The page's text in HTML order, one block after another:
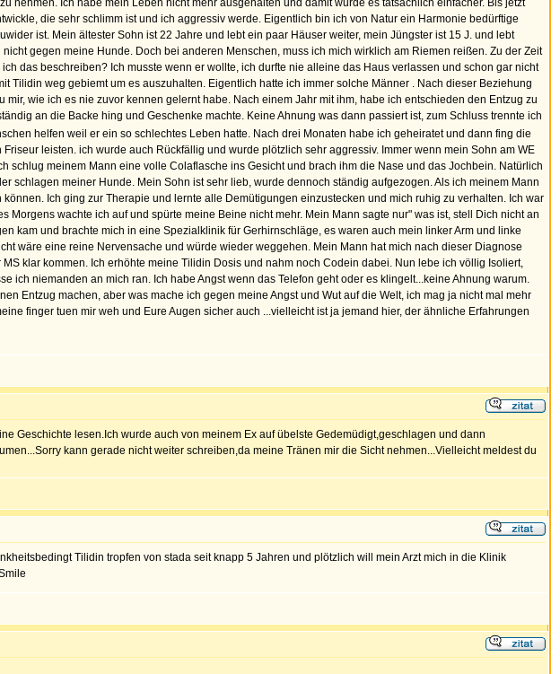
Ich habe mein Leben nicht mehr ausgehalten und damit wurde es tatsächlich einfacher. Bis jetzt
die sehr schlimm ist und ich aggressiv werde. Eigentlich bin ich von Natur ein Harmonie bedürftige
ist. Mein ältester Sohn ist 22 Jahre und lebt ein paar Häuser weiter, mein Jüngster ist 15 J. und lebt
gegen meine Hunde. Doch bei anderen Menschen, muss ich mich wirklich am Riemen reißen. Zu der Zeit
das beschreiben? Ich musste wenn er wollte, ich durfte nie alleine das Haus verlassen und schon gar nicht
weg gebiemt um es auszuhalten. Eigentlich hatte ich immer solche Männer . Nach dieser Beziehung
wie ich es nie zuvor kennen gelernt habe. Nach einem Jahr mit ihm, habe ich entschieden den Entzug zu
an die Backe hing und Geschenke machte. Keine Ahnung was dann passiert ist, zum Schluss trennte ich
helfen weil er ein so schlechtes Leben hatte. Nach drei Monaten habe ich geheiratet und dann fing die
leisten. ich wurde auch Rückfällig und wurde plötzlich sehr aggressiv. Immer wenn mein Sohn am WE
meinem Mann eine volle Colaflasche ins Gesicht und brach ihm die Nase und das Jochbein. Natürlich
meiner Hunde. Mein Sohn ist sehr lieb, wurde dennoch ständig aufgezogen. Als ich meinem Mann
Ich ging zur Therapie und lernte alle Demütigungen einzustecken und mich ruhig zu verhalten. Ich war
wachte ich auf und spürte meine Beine nicht mehr. Mein Mann sagte nur" was ist, stell Dich nicht an
kam und brachte mich in eine Spezialklinik für Gerhirnschläge, es waren auch mein linker Arm und linke
wäre eine reine Nervensache und würde wieder weggehen. Mein Mann hat mich nach dieser Diagnose
klar kommen. Ich erhöhte meine Tilidin Dosis und nahm noch Codein dabei. Nun lebe ich völlig Isoliert,
niemanden an mich ran. Ich habe Angst wenn das Telefon geht oder es klingelt...keine Ahnung warum.
Entzug machen, aber was mache ich gegen meine Angst und Wut auf die Welt, ich mag ja nicht mal mehr
finger tuen mir weh und Eure Augen sicher auch ...vielleicht ist ja jemand hier, der ähnliche Erfahrungen
Geschichte lesen.Ich wurde auch von meinem Ex auf übelste Gedemüdigt,geschlagen und dann
kann gerade nicht weiter schreiben,da meine Tränen mir die Sicht nehmen...Vielleicht meldest du
Tilidin tropfen von stada seit knapp 5 Jahren und plötzlich will mein Arzt mich in die Klinik